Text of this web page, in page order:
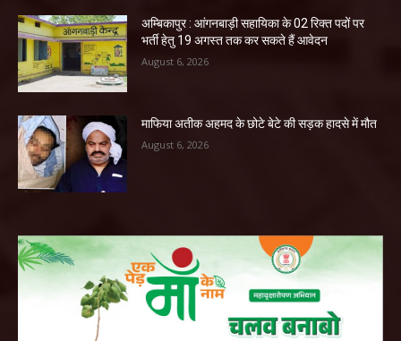
अम्बिकापुर : आंगनबाड़ी सहायिका के 02 रिक्त पदों पर
भर्ती हेतु 19 अगस्त तक कर सकते हैं आवेदन
August 6, 2026
माफिया अतीक अहमद के छोटे बेटे की सड़क हादसे में मौत
August 6, 2026